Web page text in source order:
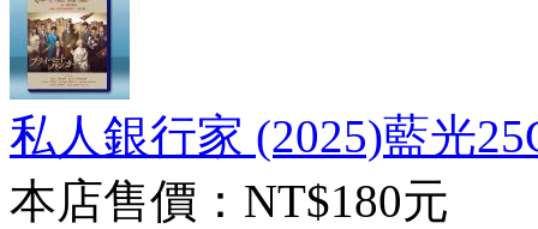
私人銀行家 (2025)藍光
本店售價： NT$180元